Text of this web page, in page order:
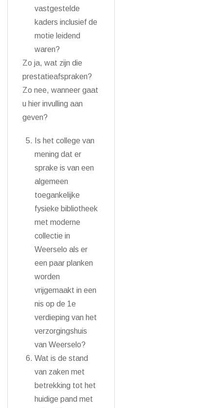
vastgestelde
kaders inclusief de
motie leidend
waren?
Zo ja, wat zijn die
prestatieafspraken?
Zo nee, wanneer gaat
u hier invulling aan
geven?
Is het college van
mening dat er
sprake is van een
algemeen
toegankelijke
fysieke bibliotheek
met moderne
collectie in
Weerselo als er
een paar planken
worden
vrijgemaakt in een
nis op de 1e
verdieping van het
verzorgingshuis
van Weerselo?
Wat is de stand
van zaken met
betrekking tot het
huidige pand met